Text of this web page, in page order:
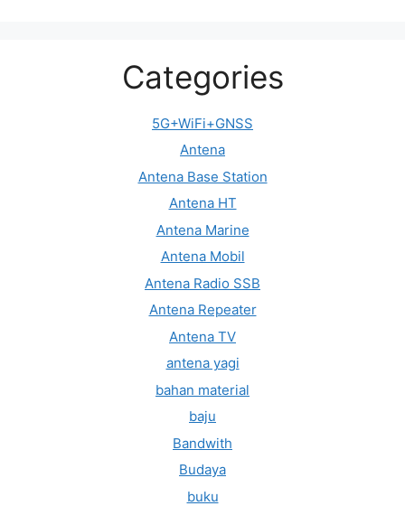
Categories
5G+WiFi+GNSS
Antena
Antena Base Station
Antena HT
Antena Marine
Antena Mobil
Antena Radio SSB
Antena Repeater
Antena TV
antena yagi
bahan material
baju
Bandwith
Budaya
buku